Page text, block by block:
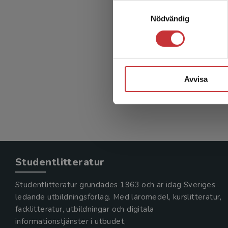
Nödvändig
Avvisa
Broberg,
242 kr
Exkl.
Studentlitteratur
Studentlitteratur grundades 1963 och är idag Sveriges
ledande utbildningsförlag. Med läromedel, kurslitteratur,
facklitteratur, utbildningar och digitala
informationstjänster i utbudet,